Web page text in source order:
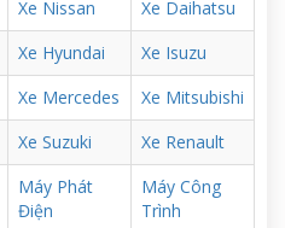
Xe Nissan
Xe Daihatsu
Xe Hyundai
Xe Isuzu
Xe Mercedes
Xe Mitsubishi
Xe Suzuki
Xe Renault
Máy Phát
Điện
Máy Công
Trình